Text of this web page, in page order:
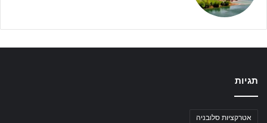
תגיות
אטרקציות סלובניה